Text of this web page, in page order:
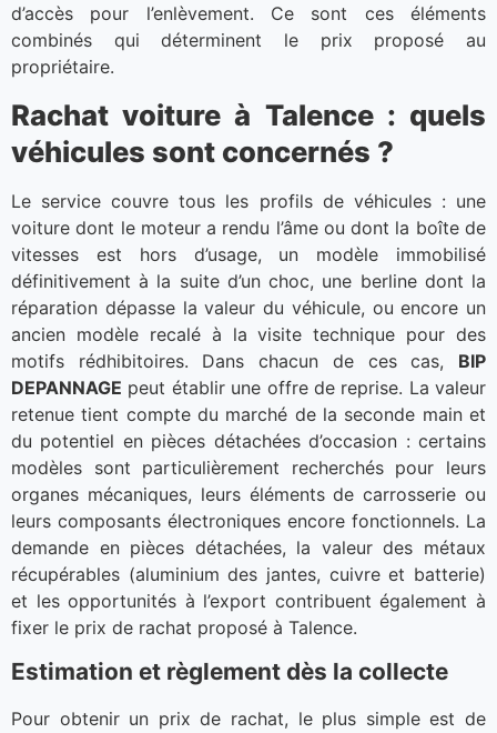
d’accès pour l’enlèvement. Ce sont ces éléments
combinés qui déterminent le prix proposé au
propriétaire.
Rachat voiture à Talence : quels
véhicules sont concernés ?
Le service couvre tous les profils de véhicules : une
voiture dont le moteur a rendu l’âme ou dont la boîte de
vitesses est hors d’usage, un modèle immobilisé
définitivement à la suite d’un choc, une berline dont la
réparation dépasse la valeur du véhicule, ou encore un
ancien modèle recalé à la visite technique pour des
motifs rédhibitoires. Dans chacun de ces cas, BIP
DEPANNAGE peut établir une offre de reprise. La valeur
retenue tient compte du marché de la seconde main et
du potentiel en pièces détachées d’occasion : certains
modèles sont particulièrement recherchés pour leurs
organes mécaniques, leurs éléments de carrosserie ou
leurs composants électroniques encore fonctionnels. La
demande en pièces détachées, la valeur des métaux
récupérables (aluminium des jantes, cuivre et batterie)
et les opportunités à l’export contribuent également à
fixer le prix de rachat proposé à Talence.
Estimation et règlement dès la collecte
Pour obtenir un prix de rachat, le plus simple est de